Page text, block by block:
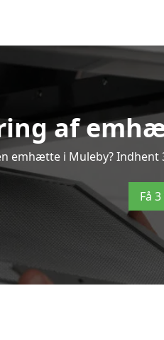
af
emhætte i Muleby?
Få